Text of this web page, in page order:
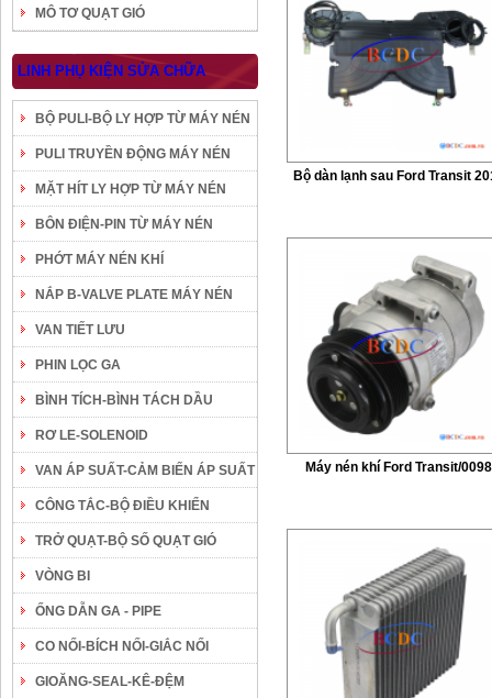
MÔ TƠ QUẠT GIÓ
LINH PHỤ KIỆN SỬA CHỮA
BỘ PULI-BỘ LY HỢP TỪ MÁY NÉN
PULI TRUYỀN ĐỘNG MÁY NÉN
MẶT HÍT LY HỢP TỪ MÁY NÉN
BÔN ĐIỆN-PIN TỪ MÁY NÉN
PHỚT MÁY NÉN KHÍ
NẮP B-VALVE PLATE MÁY NÉN
VAN TIẾT LƯU
PHIN LỌC GA
BÌNH TÍCH-BÌNH TÁCH DẦU
RƠ LE-SOLENOID
VAN ÁP SUẤT-CẢM BIẾN ÁP SUẤT
CÔNG TẮC-BỘ ĐIỀU KHIỂN
TRỞ QUẠT-BỘ SỐ QUẠT GIÓ
VÒNG BI
ỐNG DẪN GA - PIPE
CO NỐI-BÍCH NỐI-GIẮC NỐI
GIOĂNG-SEAL-KÊ-ĐỆM
Bộ dàn lạnh sau Ford Transit
Máy nén khí Ford Transit/0098